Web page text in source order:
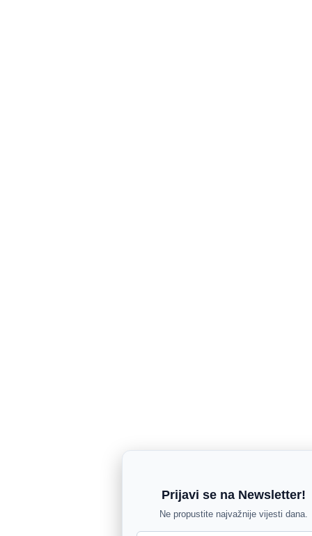
Prijavi se na Newsletter!
Ne propustite najvažnije vijesti dana.